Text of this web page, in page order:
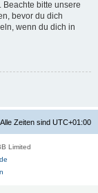
bitte unsere
bevor du dich
wenn du dich in
Alle Zeiten sind UTC+01:00
Limited